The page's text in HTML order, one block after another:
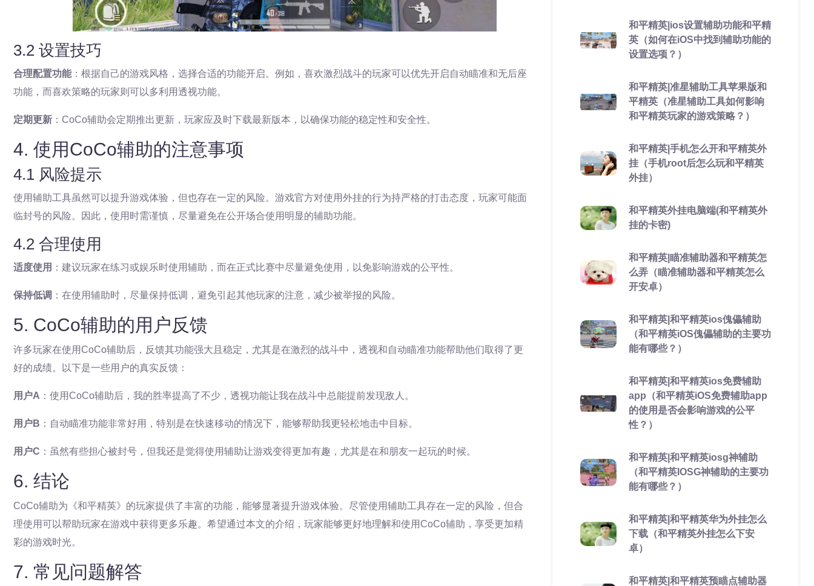
3.2 设置技巧
合理配置功能：根据自己的游戏风格，选择合适的功能开启。例如，喜欢激烈战斗的玩家可以优先开启自动瞄准和无后座
功能，而喜欢策略的玩家则可以多利用透视功能。
定期更新 ：CoCo辅助会定期推出更新，玩家应及时下载最新版本，以确保功能的稳定性和安全性。
4. 使用CoCo辅助的注意事项
4.1 风险提示
使用辅助工具虽然可以提升游戏体验，但也存在一定的风险。游戏官方对使用外挂的行为持严格的打击态度，玩家可能面
临封号的风险。因此，使用时需谨慎，尽量避免在公开场合使用明显的辅助功能。
4.2 合理使用
适度使用 ：建议玩家在练习或娱乐时使用辅助，而在正式比赛中尽量避免使用，以免影响游戏的公平性。
保持低调 ：在使用辅助时，尽量保持低调，避免引起其他玩家的注意，减少被举报的风险。
5. CoCo辅助的用户反馈
许多玩家在使用CoCo辅助后，反馈其功能强大且稳定，尤其是在激烈的战斗中，透视和自动瞄准功能帮助他们取得了更
好的成绩。以下是一些用户的真实反馈：
用户A ：使用CoCo辅助后，我的胜率提高了不少，透视功能让我在战斗中总能提前发现敌人。
用户B ：自动瞄准功能非常好用，特别是在快速移动的情况下，能够帮助我更轻松地击中目标。
用户C ：虽然有些担心被封号，但我还是觉得使用辅助让游戏变得更加有趣，尤其是在和朋友一起玩的时候。
6. 结论
CoCo辅助为《和平精英》的玩家提供了丰富的功能，能够显著提升游戏体验。尽管使用辅助工具存在一定的风险，但合
理使用可以帮助玩家在游戏中获得更多乐趣。希望通过本文的介绍，玩家能够更好地理解和使用CoCo辅助，享受更加精
彩的游戏时光。
7. 常见问题解答
和平精英|ios设置辅助功能和平精
英（如何在iOS中找到辅助功能的
设置选项？）
和平精英|准星辅助工具苹果版和
平精英（准星辅助工具如何影响
和平精英玩家的游戏策略？）
和平精英|手机怎么开和平精英外
挂（手机root后怎么玩和平精英
外挂）
和平精英外挂电脑端(和平精英外
挂的卡密)
和平精英|瞄准辅助器和平精英怎
么弄（瞄准辅助器和平精英怎么
开安卓）
和平精英|和平精英ios傀儡辅助
（和平精英iOS傀儡辅助的主要功
能有哪些？）
和平精英|和平精英ios免费辅助
app（和平精英iOS免费辅助app
的使用是否会影响游戏的公平
性？）
和平精英|和平精英iosg神辅助
（和平精英IOSG神辅助的主要功
能有哪些？）
和平精英|和平精英华为外挂怎么
下载（和平精英外挂怎么下安
卓）
和平精英|和平精英预瞄点辅助器